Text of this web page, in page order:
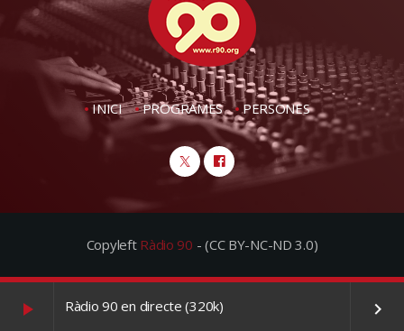
play_arrow Ràdio 90 en directe (320k) keyboard_arrow_right
INICI PROGRAMES PERSONES
Copyleft Ràdio 90 - (CC BY-NC-ND 3.0)